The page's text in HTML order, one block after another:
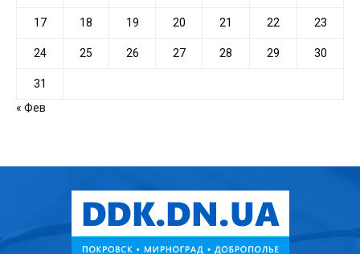
17 18 19 20 21 22 23
24 25 26 27 28 29 30
31
« Фев